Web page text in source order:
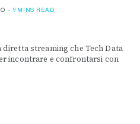
9 MINS READ
streaming che Tech Data
incontrare e confrontarsi con